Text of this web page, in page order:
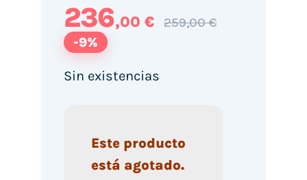
236,00 € 259,00 €
-9%
Sin existencias
Este producto
está agotado.